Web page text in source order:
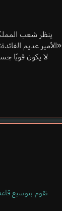
ينظر شعب
«الأمير عديم
لا يكون قويًا
نقوم بتوسيع